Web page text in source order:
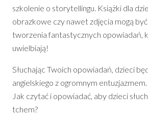
szkolenie o storytellingu. Książki dla
obrazkowe czy nawet zdjęcia mogą
tworzenia fantastycznych opowiadań,
uwielbiają!
Słuchając Twoich opowiadań, dzieci
angielskiego z ogromnym entuzjazmem.
Jak czytać i opowiadać, aby dzieci
tchem?